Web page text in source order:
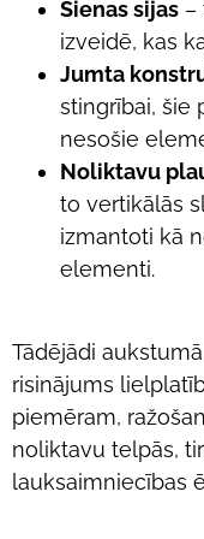
Sienas sijas –
izveidē, kas
Jumta
stingrībai, šie
nesošie
Noliktavu
to vertikālās
izmantoti kā
elementi.
Tādējādi
risinājums
piemēram,
noliktavu telpās,
lauksaimniecības